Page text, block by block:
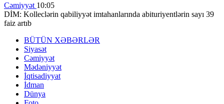
Cəmiyyət 10:05
DİM: Kolleclərin qabiliyyət imtahanlarında abituriyentlərin sayı 39
faiz artıb
BÜTÜN XƏBƏRLƏR
Siyasət
Cəmiyyət
Mədəniyyət
İqtisadiyyat
İdman
Dünya